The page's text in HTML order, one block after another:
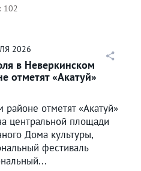
102
2026
в Неверкинском
отметят «Акатуй»
отметят «Акатуй»
центральной площади
Дома культуры,
фестиваль